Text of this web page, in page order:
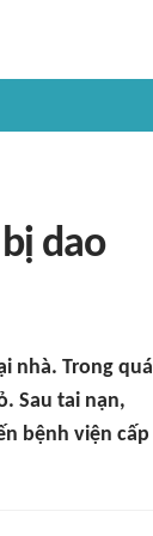
dao
nhà. Trong quá
Sau tai nạn,
bệnh viện cấp